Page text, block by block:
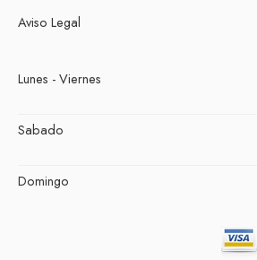
Aviso Legal
Lunes - Viernes
Sabado
Domingo